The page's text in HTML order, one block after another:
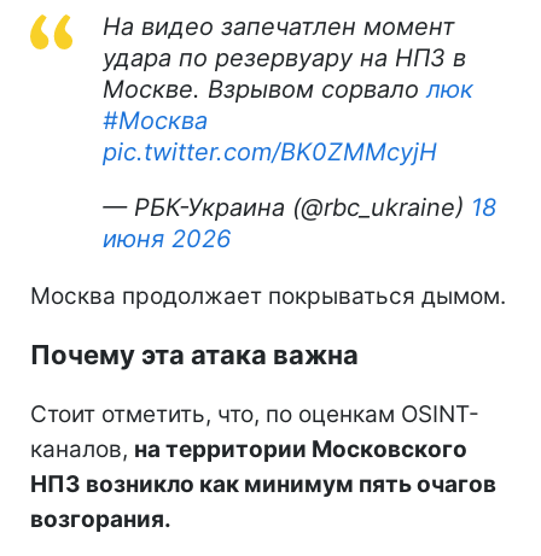
На видео запечатлен момент
удара по резервуару на НПЗ в
Москве. Взрывом сорвало люк
#Москва
pic.twitter.com/BK0ZMMcyjH
— РБК-Украина (@rbc_ukraine) 18
июня 2026
Москва продолжает покрываться дымом.
Почему эта атака важна
Стоит отметить, что, по оценкам OSINT-
каналов, на территории Московского
НПЗ возникло как минимум пять очагов
возгорания.